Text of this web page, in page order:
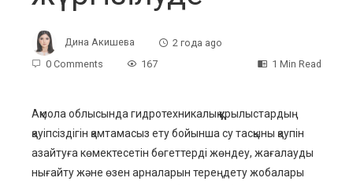
Дина Акишева
2 года ago
0 Comments
167 1 Min Read
Ақмола облысында гидротехникалық құрылыстардың
қауіпсіздігін қамтамасыз ету бойынша су тасқыны қаупін
азайтуға көмектесетін бөгеттерді жөндеу, жағалауды
нығайту және өзен арналарын тереңдету жобалары